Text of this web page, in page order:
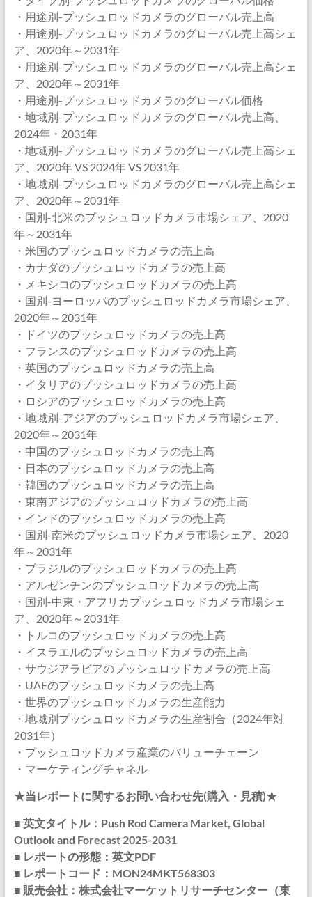
・用途別-プッシュロッドカメラのグローバル売上高
・用途別-プッシュロッドカメラのグローバル売上高シェ
ア、2020年～2031年
・用途別-プッシュロッドカメラのグローバル売上高シェ
ア、2020年～2031年
・用途別-プッシュロッドカメラのグローバル価格
・地域別-プッシュロッドカメラのグローバル売上高、
2024年・2031年
・地域別-プッシュロッドカメラのグローバル売上高シェ
ア、2020年 VS 2024年 VS 2031年
・地域別-プッシュロッドカメラのグローバル売上高シェ
ア、2020年～2031年
・国別-北米のプッシュロッドカメラ市場シェア、2020
年～2031年
・米国のプッシュロッドカメラの売上高
・カナダのプッシュロッドカメラの売上高
・メキシコのプッシュロッドカメラの売上高
・国別-ヨーロッパのプッシュロッドカメラ市場シェア、
2020年～2031年
・ドイツのプッシュロッドカメラの売上高
・フランスのプッシュロッドカメラの売上高
・英国のプッシュロッドカメラの売上高
・イタリアのプッシュロッドカメラの売上高
・ロシアのプッシュロッドカメラの売上高
・地域別-アジアのプッシュロッドカメラ市場シェア、
2020年～2031年
・中国のプッシュロッドカメラの売上高
・日本のプッシュロッドカメラの売上高
・韓国のプッシュロッドカメラの売上高
・東南アジアのプッシュロッドカメラの売上高
・インドのプッシュロッドカメラの売上高
・国別-南米のプッシュロッドカメラ市場シェア、2020
年～2031年
・ブラジルのプッシュロッドカメラの売上高
・アルゼンチンのプッシュロッドカメラの売上高
・国別-中東・アフリカプッシュロッドカメラ市場シェ
ア、2020年～2031年
・トルコのプッシュロッドカメラの売上高
・イスラエルのプッシュロッドカメラの売上高
・サウジアラビアのプッシュロッドカメラの売上高
・UAEのプッシュロッドカメラの売上高
・世界のプッシュロッドカメラの生産能力
・地域別プッシュロッドカメラの生産割合（2024年対
2031年）
・プッシュロッドカメラ産業のバリューチェーン
・マーケティングチャネル
★当レポートに関するお問い合わせ先(購入・見積)★
■ 英文タイトル：Push Rod Camera Market, Global
Outlook and Forecast 2025-2031
■ レポートの形態：英文PDF
■ レポートコード：MON24MKT568303
■ 販売会社：株式会社マーケットリサーチセンター（東